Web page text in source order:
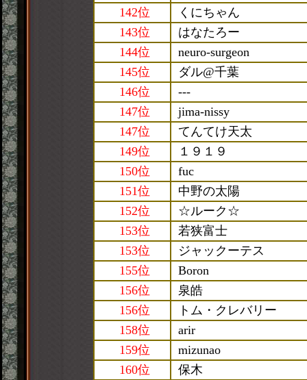
142位
くにちゃん
143位
はなたろー
144位
neuro-surgeon
145位
ダル@千葉
146位
---
147位
jima-nissy
147位
てんてけ天太
149位
１９１９
150位
fuc
151位
中野の太陽
152位
☆ルーク☆
153位
若狭富士
153位
ジャックーテス
155位
Boron
156位
泉皓
156位
トム・クレバリー
158位
arir
159位
mizunao
160位
保木